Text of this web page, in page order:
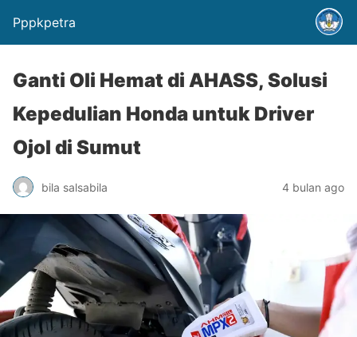
Pppkpetra
Ganti Oli Hemat di AHASS, Solusi
Kepedulian Honda untuk Driver
Ojol di Sumut
bila salsabila 4 bulan ago